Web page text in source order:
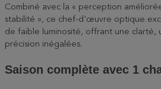
Combiné avec la « perception
stabilité », ce chef-d'œuvre optique
de faible luminosité, offrant une clarté,
précision inégalées.
Saison complète avec 1